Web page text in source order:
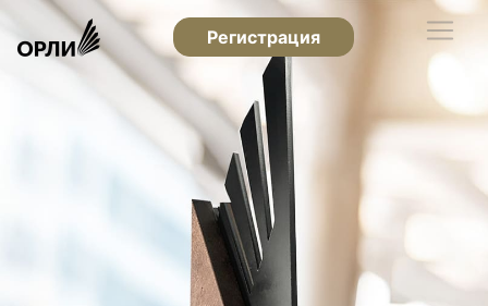
Регистрация